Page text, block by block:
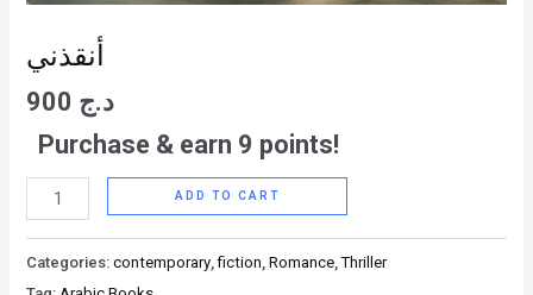
أنقذني
د.ج
Purchase & earn 9 points!
ADD TO CART
Categories:contemporary ,fiction ,Romance ,Thriller